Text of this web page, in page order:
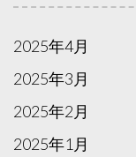
2025年4月
2025年3月
2025年2月
2025年1月